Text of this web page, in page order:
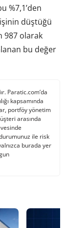
%7,1’den
düştüğü
987 olarak
bu değer
Paratic.com’da
kapsamında
portföy yönetim
arasında
ile risk
burada yer